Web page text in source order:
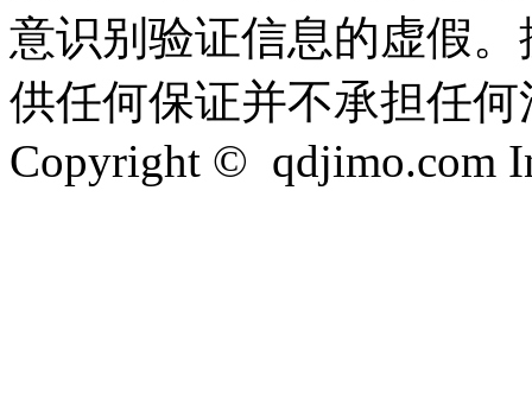
意识别验证信息的虚假
供任何保证并不承担任
Copyright © qdjimo.com